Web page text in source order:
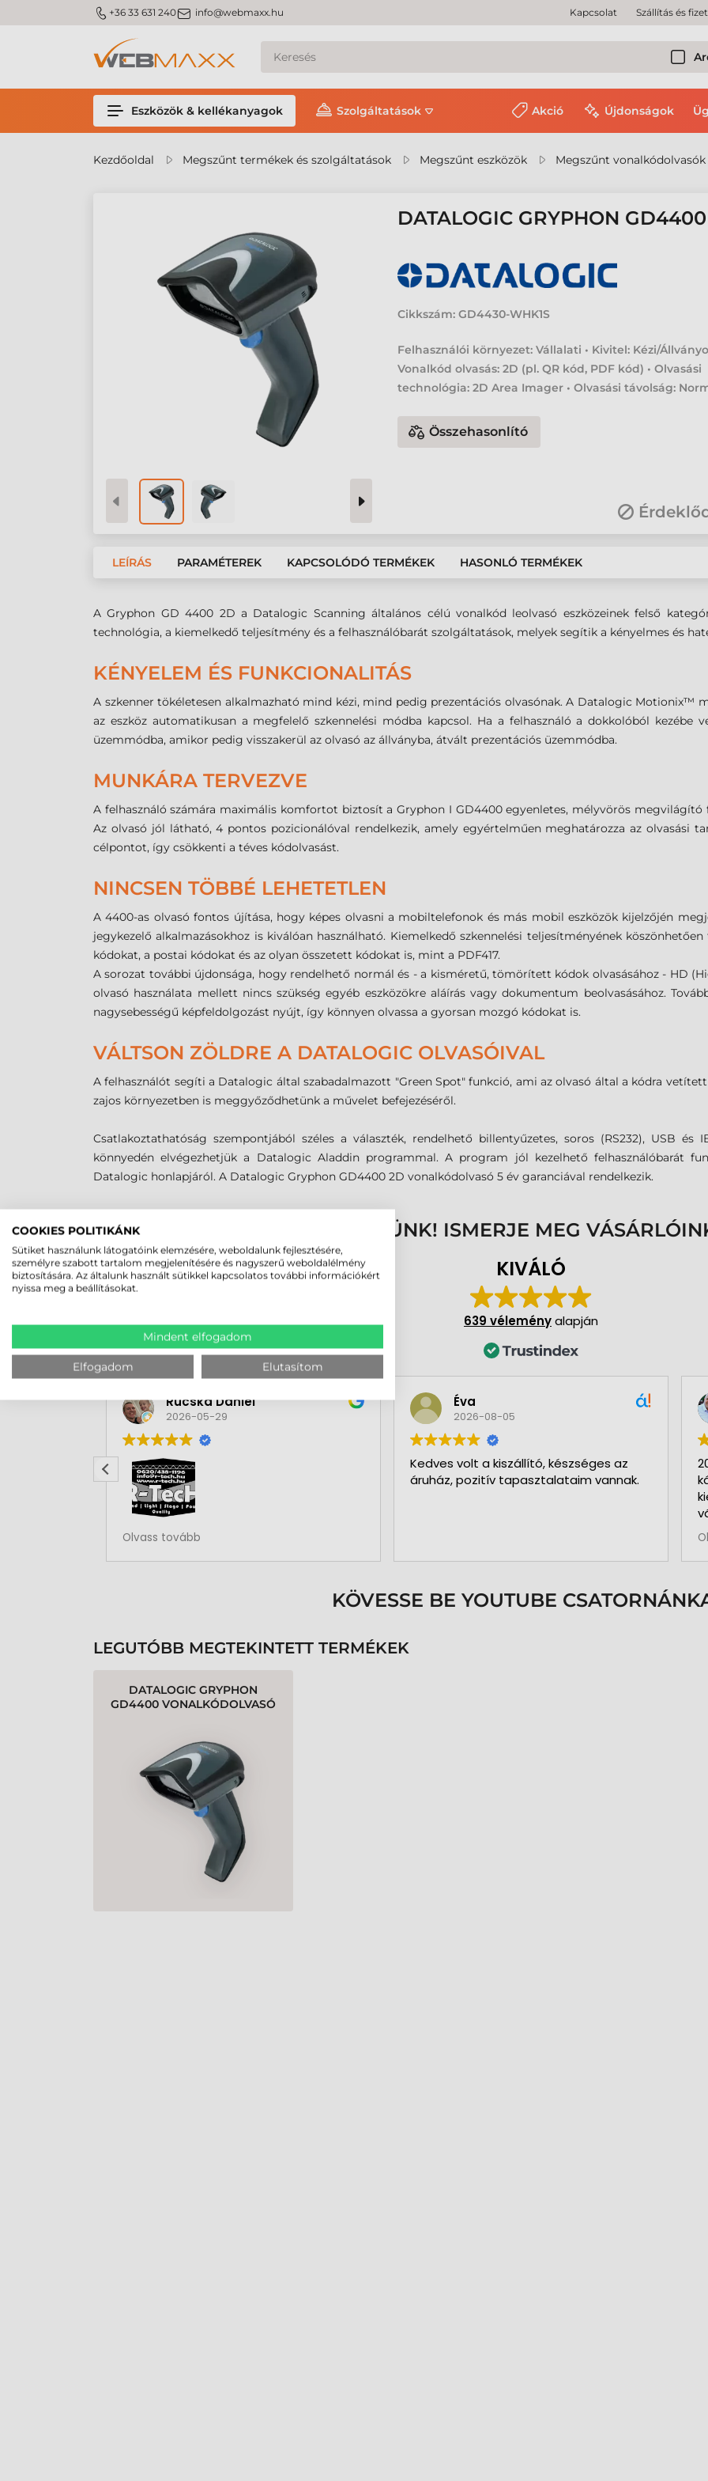
m_phone +36 33 631 240m_email info@webmaxx.hu Kapcsolat Szállítás és
Eszközök & kellékanyagok Szolgáltatások Akció Újdonságok
Kezdőoldal Megszűnt termékek és szolgáltatások Megszűnt eszközök Megszűnt vonalkódolvasók
DATALOGIC GRYPHON
Cikkszám: GD4430-WHK1S
Felhasználói környezet: Vállalati • Kivitel: Kézi/
Vonalkód olvasás: 2D (pl. QR kód, PDF kód) • Olvasási
technológia: 2D Area Imager • Olvasási távolság:
Összehasonlító
LEÍRÁS PARAMÉTEREK KAPCSOLÓDÓ TERMÉKEK HASONLÓ TERMÉKEK
A Gryphon GD 4400 2D a Datalogic Scanning általános célú vonalkód leolvasó eszközeinek felső
technológia, a kiemelkedő teljesítmény és a felhasználóbarát szolgáltatások, melyek segítik a kényelmes és
KÉNYELEM ÉS FUNKCIONALITÁS
A szkenner tökéletesen alkalmazható mind kézi, mind pedig prezentációs olvasónak. A Datalogic Motionix™
az eszköz automatikusan a megfelelő szkennelési módba kapcsol. Ha a felhasználó a dokkolóból kezébe
üzemmódba, amikor pedig visszakerül az olvasó az állványba, átvált prezentációs üzemmódba.
MUNKÁRA TERVEZVE
A felhasználó számára maximális komfortot biztosít a Gryphon I GD4400 egyenletes, mélyvörös megvilágító
Az olvasó jól látható, 4 pontos pozicionálóval rendelkezik, amely egyértelműen meghatározza az olvasási
célpontot, így csökkenti a téves kódolvasást.
NINCSEN TÖBBÉ LEHETETLEN
A 4400-as olvasó fontos újítása, hogy képes olvasni a mobiltelefonok és más mobil eszközök kijelzőjén
jegykezelő alkalmazásokhoz is kiválóan használható. Kiemelkedő szkennelési teljesítményének
kódokat, a postai kódokat és az olyan összetett kódokat is, mint a PDF417.
A sorozat további újdonsága, hogy rendelhető normál és - a kisméretű, tömörített kódok olvasásához - HD
olvasó használata mellett nincs szükség egyéb eszközökre aláírás vagy dokumentum beolvasásához.
nagysebességű képfeldolgozást nyújt, így könnyen olvassa a gyorsan mozgó kódokat is.
VÁLTSON ZÖLDRE A DATALOGIC OLVASÓIVAL
A felhasználót segíti a Datalogic által szabadalmazott "Green Spot" funkció, ami az olvasó által a kódra
zajos környezetben is meggyőződhetünk a művelet befejezéséről.
Csatlakoztathatóság szempontjából széles a választék, rendelhető billentyűzetes, soros (RS232), USB
könnyedén elvégezhetjük a Datalogic Aladdin programmal. A program jól kezelhető felhasználóbarát
Datalogic honlapjáról. A Datalogic Gryphon GD4400 2D vonalkódolvasó 5 év garanciával rendelkezik.
MEGBÍZHAT BENNÜNK! ISMERJE MEG
KIVÁLÓ
639 véleményalapján
Rucska Dániel
2026-05-29
Rendben volt a rendelésem
Olvass tovább
Éva
2026-08-05
Kedves volt a kiszállító, készséges az
áruház, pozitív tapasztalataim vannak.
KÖVESSE BE YOUTUBE
LEGUTÓBB MEGTEKINTETT TERMÉKEK
DATALOGIC GRYPHON
GD4400 VONALKÓDOLVASÓ
COOKIES POLITIKÁNK
Sütiket használunk látogatóink elemzésére, weboldalunk fejlesztésére,
személyre szabott tartalom megjelenítésére és nagyszerű weboldalélmény
biztosítására. Az általunk használt sütikkel kapcsolatos további információkért
nyissa meg a beállításokat.
Mindent elfogadom
Elfogadom Elutasítom